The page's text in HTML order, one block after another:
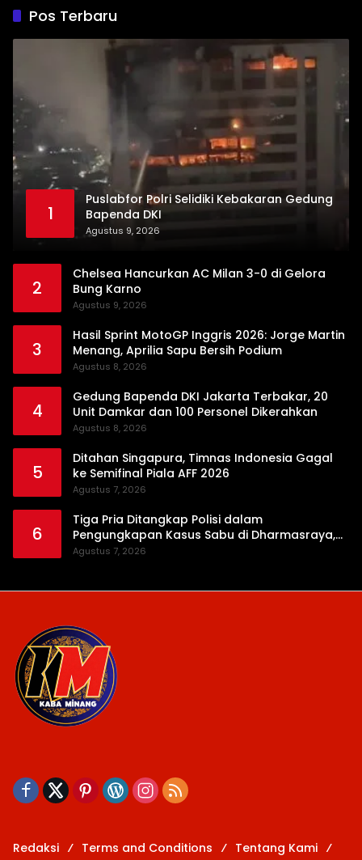
Pos Terbaru
1
Puslabfor Polri Selidiki Kebakaran Gedung
Bapenda DKI
Agustus 9, 2026
2
Chelsea Hancurkan AC Milan 3-0 di Gelora
Bung Karno
Agustus 9, 2026
3
Hasil Sprint MotoGP Inggris 2026: Jorge Martin
Menang, Aprilia Sapu Bersih Podium
Agustus 8, 2026
4
Gedung Bapenda DKI Jakarta Terbakar, 20
Unit Damkar dan 100 Personel Dikerahkan
Agustus 8, 2026
5
Ditahan Singapura, Timnas Indonesia Gagal
ke Semifinal Piala AFF 2026
Agustus 7, 2026
6
Tiga Pria Ditangkap Polisi dalam
Pengungkapan Kasus Sabu di Dharmasraya,
Timbangan Digital hingga Bong Disita
Agustus 7, 2026
Redaksi Terms and Conditions Tentang Kami